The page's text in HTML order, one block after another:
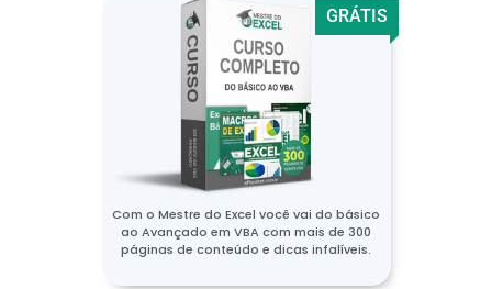
GRÁTIS
Com o Mestre do Excel você vai do básico
ao Avançado em VBA com mais de 300
páginas de conteúdo e dicas infalíveis.